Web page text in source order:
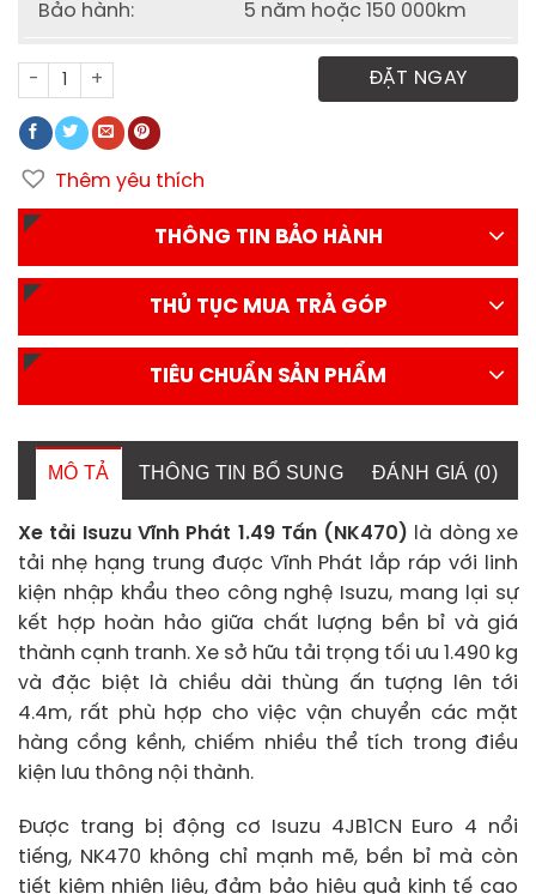
Bảo hành: 5 năm hoặc 150 000km
Xe Tải ISUZU Vĩnh Phát 1.49 Tấn NK470 Thùng Dài 4.4m số
ĐẶT NGAY
Thêm yêu thích
THÔNG TIN BẢO HÀNH
THỦ TỤC MUA TRẢ GÓP
TIÊU CHUẨN SẢN PHẨM
MÔ TẢ THÔNG TIN BỔ SUNG ĐÁNH GIÁ (0)
Xe tải Isuzu Vĩnh Phát 1.49 Tấn (NK470) là dòng xe
tải nhẹ hạng trung được Vĩnh Phát lắp ráp với linh
kiện nhập khẩu theo công nghệ Isuzu, mang lại sự
kết hợp hoàn hảo giữa chất lượng bền bỉ và giá
thành cạnh tranh. Xe sở hữu tải trọng tối ưu 1.490 kg
và đặc biệt là chiều dài thùng ấn tượng lên tới
4.4m, rất phù hợp cho việc vận chuyển các mặt
hàng cồng kềnh, chiếm nhiều thể tích trong điều
kiện lưu thông nội thành.
Được trang bị động cơ Isuzu 4JB1CN Euro 4 nổi
tiếng, NK470 không chỉ mạnh mẽ, bền bỉ mà còn
tiết kiệm nhiên liệu, đảm bảo hiệu quả kinh tế cao